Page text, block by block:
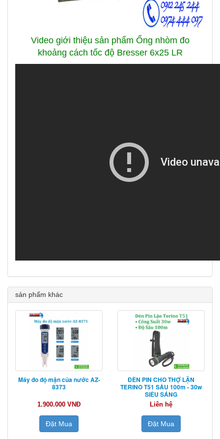
Video giới thiệu sản phẩm Ống nhòm đo
khoảng cách tốc độ Bresser 6x25 LR
sản phẩm khác
Máy đo độ mặn của nước AZ-
8373
1.900.000 VNĐ
Đặt Mua
ĐÈN PIN CHO THỢ LẶN
TERINO T51 SÂU 100m - 30w
SIÊU SÁNG
Liên hệ
Đặt Mua